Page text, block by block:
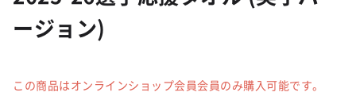
ージョン)
この商品はオンラインショップ会員会員のみ購入可能です。